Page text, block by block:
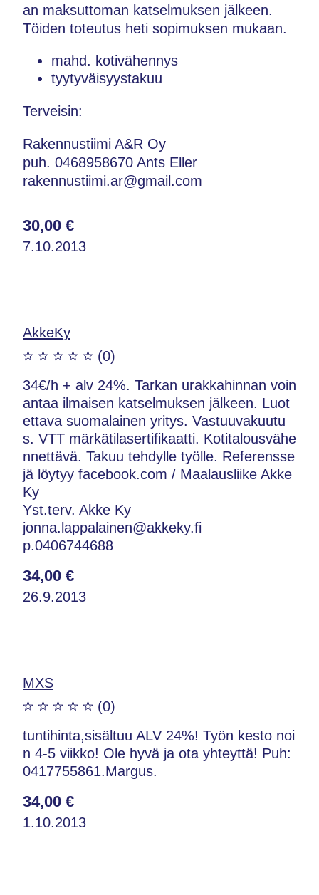
an maksuttoman katselmuksen jälkeen.
Töiden toteutus heti sopimuksen mukaan.
mahd. kotivähennys
tyytyväisyystakuu
Terveisin:
Rakennustiimi A&R Oy
puh. 0468958670 Ants Eller
rakennustiimi.ar@gmail.com
30,00 €
7.10.2013
AkkeKy
(0)
34€/h + alv 24%. Tarkan urakkahinnan voin
antaa ilmaisen katselmuksen jälkeen. Luot
ettava suomalainen yritys. Vastuuvakuutu
s. VTT märkätilasertifikaatti. Kotitalousvähe
nnettävä. Takuu tehdylle työlle. Referensse
jä löytyy facebook.com / Maalausliike Akke
Ky
Yst.terv. Akke Ky
jonna.lappalainen@akkeky.fi
p.0406744688
34,00 €
26.9.2013
MXS
(0)
tuntihinta,sisältuu ALV 24%! Työn kesto noi
n 4-5 viikko! Ole hyvä ja ota yhteyttä! Puh:
0417755861.Margus.
34,00 €
1.10.2013